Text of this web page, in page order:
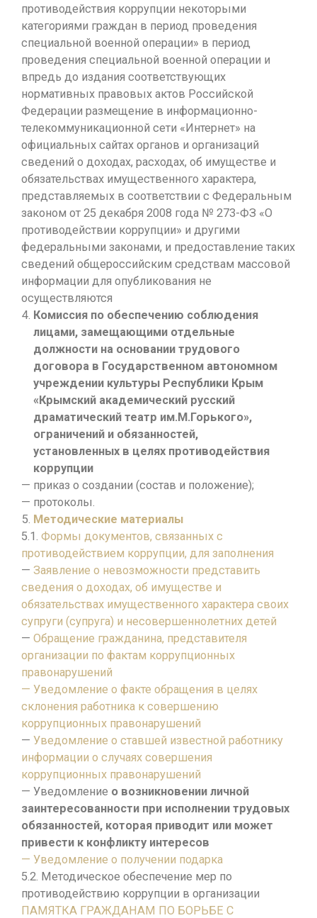
противодействия коррупции некоторыми
категориями граждан в период проведения
специальной военной операции» в период
проведения специальной военной операции и
впредь до издания соответствующих
нормативных правовых актов Российской
Федерации размещение в информационно-
телекоммуникационной сети «Интернет» на
официальных сайтах органов и организаций
сведений о доходах, расходах, об имуществе и
обязательствах имущественного характера,
представляемых в соответствии с Федеральным
законом от 25 декабря 2008 года № 273-ФЗ «О
противодействии коррупции» и другими
федеральными законами, и предоставление таких
сведений общероссийским средствам массовой
информации для опубликования не
осуществляются
Комиссия по обеспечению соблюдения
лицами, замещающими отдельные
должности на основании трудового
договора в Государственном автономном
учреждении культуры Республики Крым
«Крымский академический русский
драматический театр им.М.Горького»,
ограничений и обязанностей,
установленных в целях противодействия
коррупции
— приказ о создании (состав и положение);
— протоколы.
Методические материалы
5.1. Формы документов, связанных с
противодействием коррупции, для заполнения
— Заявление о невозможности представить
сведения о доходах, об имуществе и
обязательствах имущественного характера своих
супруги (супруга) и несовершеннолетних детей
— Обращение гражданина, представителя
организации по фактам коррупционных
правонарушений
— Уведомление о факте обращения в целях
склонения работника к совершению
коррупционных правонарушений
— Уведомление о ставшей известной работнику
информации о случаях совершения
коррупционных правонарушений
— Уведомление о возникновении личной
заинтересованности при исполнении трудовых
обязанностей, которая приводит или может
привести к конфликту интересов
— Уведомление о получении подарка
5.2. Методическое обеспечение мер по
противодействию коррупции в организации
ПАМЯТКА ГРАЖДАНАМ ПО БОРЬБЕ С